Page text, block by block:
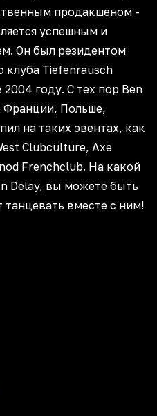
продакшеном -
успешным и
Он был резидентом
клуба Tiefenrausch
году. С тех пор Ben
Франции, Польше,
на таких эвентах, как
Clubculture, Axe
Frenchclub. На какой
Delay, вы можете быть
танцевать вместе с ним!